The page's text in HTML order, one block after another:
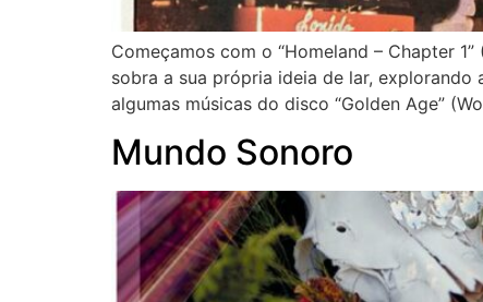
Começamos com o “Homeland – Chapter
sobra a sua própria ideia de lar, explorando
algumas músicas do disco “Golden Age”
Mundo Sonoro